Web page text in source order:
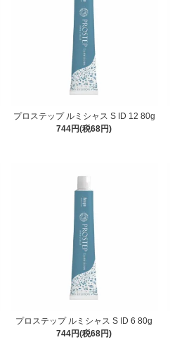
プロステップ ルミシャス S ID 12 80g
744円(税68円)
プロステップ ルミシャス S ID 6 80g
744円(税68円)